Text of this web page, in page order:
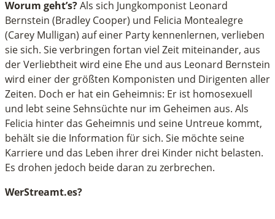
Worum geht’s?Als sich Jungkomponist Leonard
Bernstein (Bradley Cooper) und Felicia Montealegre
(Carey Mulligan) auf einer Party kennenlernen, verlieben
sie sich. Sie verbringen fortan viel Zeit miteinander, aus
der Verliebtheit wird eine Ehe und aus Leonard Bernstein
wird einer der größten Komponisten und Dirigenten aller
Zeiten. Doch er hat ein Geheimnis: Er ist homosexuell
und lebt seine Sehnsüchte nur im Geheimen aus. Als
Felicia hinter das Geheimnis und seine Untreue kommt,
behält sie die Information für sich. Sie möchte seine
Karriere und das Leben ihrer drei Kinder nicht belasten.
Es drohen jedoch beide daran zu zerbrechen.
WerStreamt.es?